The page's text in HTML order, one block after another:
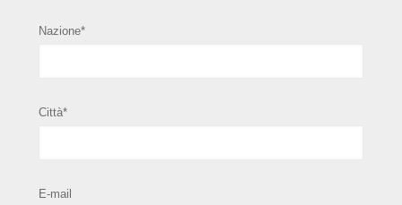
Nazione*
Città*
E-mail